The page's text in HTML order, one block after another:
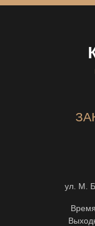
ул. М.